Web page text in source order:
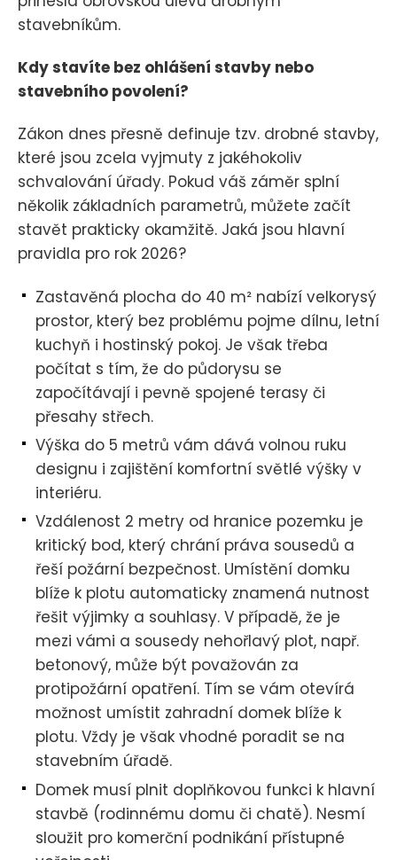
stavebníkům.
Kdy stavíte bez ohlášení stavby nebo
stavebního povolení?
Zákon dnes přesně definuje tzv. drobné stavby,
které jsou zcela vyjmuty z jakéhokoliv
schvalování úřady. Pokud váš záměr splní
několik základních parametrů, můžete začít
stavět prakticky okamžitě. Jaká jsou hlavní
pravidla pro rok 2026?
Zastavěná plocha do 40 m² nabízí velkorysý
prostor, který bez problému pojme dílnu, letní
kuchyň i hostinský pokoj. Je však třeba
počítat s tím, že do půdorysu se
započítávají i pevně spojené terasy či
přesahy střech.
Výška do 5 metrů vám dává volnou ruku
designu i zajištění komfortní světlé výšky v
interiéru.
Vzdálenost 2 metry od hranice pozemku je
kritický bod, který chrání práva sousedů a
řeší požární bezpečnost. Umístění domku
blíže k plotu automaticky znamená nutnost
řešit výjimky a souhlasy. V případě, že je
mezi vámi a sousedy nehořlavý plot, např.
betonový, může být považován za
protipožární opatření. Tím se vám otevírá
možnost umístit zahradní domek blíže k
plotu. Vždy je však vhodné poradit se na
stavebním úřadě.
Domek musí plnit doplňkovou funkci k hlavní
stavbě (rodinnému domu či chatě). Nesmí
sloužit pro komerční podnikání přístupné